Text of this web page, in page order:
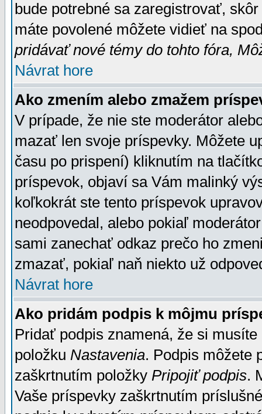
bude potrebné sa zaregistrovať,
máte povolené môžete vidieť na
pridávať nové témy do tohto fóra,
Návrat hore
Ako zmením alebo zmažem
V prípade, že nie ste moderátor
mazať len svoje príspevky. Môžete
času po prispení) kliknutím na
príspevok, objaví sa Vám malinký
koľkokrát ste tento príspevok
neodpovedal, alebo pokiaľ
sami zanechať odkaz prečo ho
zmazať, pokiaľ naň niekto už
Návrat hore
Ako pridám podpis k môjmu
Pridať podpis znamená, že si
položku Nastavenia. Podpis môžete
zaškrtnutím položky Pripojiť podpis.
Vaše príspevky zaškrtnutím